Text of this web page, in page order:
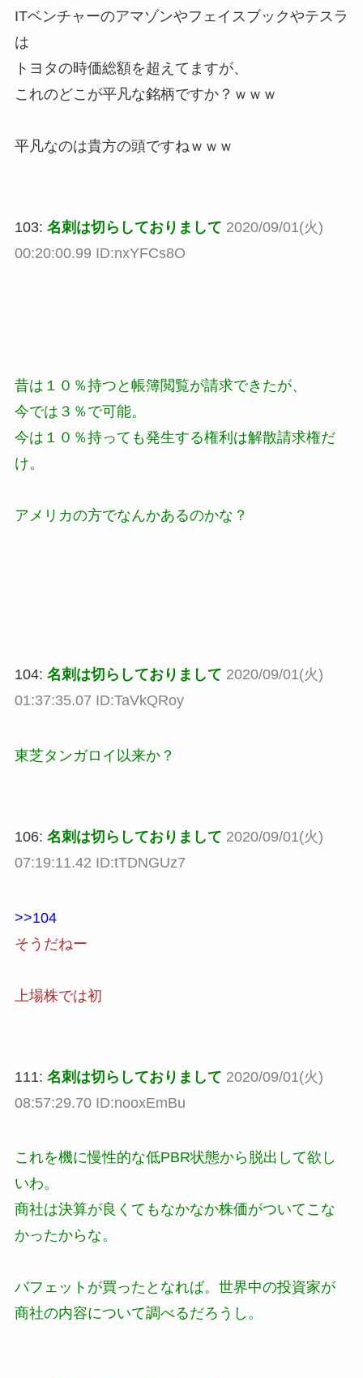
ITベンチャーのアマゾンやフェイスブックやテスラ
は
トヨタの時価総額を超えてますが、
これのどこが平凡な銘柄ですか？ｗｗｗ
平凡なのは貴方の頭ですねｗｗｗ
103: 名刺は切らしておりまして 2020/09/01(火)
00:20:00.99 ID:nxYFCs8O
昔は１０％持つと帳簿閲覧が請求できたが、
今では３％で可能。
今は１０％持っても発生する権利は解散請求権だ
け。
アメリカの方でなんかあるのかな？
104: 名刺は切らしておりまして 2020/09/01(火)
01:37:35.07 ID:TaVkQRoy
東芝タンガロイ以来か？
106: 名刺は切らしておりまして 2020/09/01(火)
07:19:11.42 ID:tTDNGUz7
>>104
そうだねー
上場株では初
111: 名刺は切らしておりまして 2020/09/01(火)
08:57:29.70 ID:nooxEmBu
これを機に慢性的な低PBR状態から脱出して欲し
いわ。
商社は決算が良くてもなかなか株価がついてこな
かったからな。
バフェットが買ったとなれば。世界中の投資家が
商社の内容について調べるだろうし。